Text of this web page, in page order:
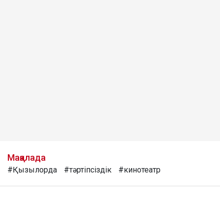
Мақалада
#Қызылорда #тәртіпсіздік #кинотеатр